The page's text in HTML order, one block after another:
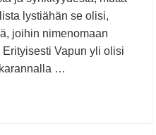
lystiähän se olisi,
joihin nimenomaan
Vapun yli olisi
…